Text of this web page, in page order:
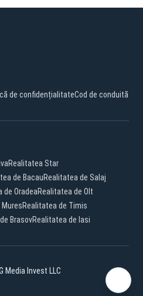
de confidențialitateCod de conduită
Realitatea Star
de BacauRealitatea de Salaj
de OradeaRealitatea de Olt
Realitatea de Timis
BrasovRealitatea de Iasi
Media Invest LLC